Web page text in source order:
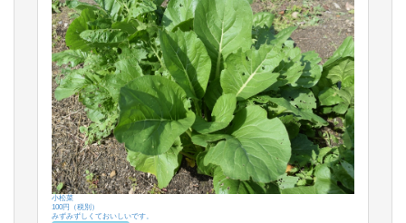
小松菜
100円（税別）
みずみずしくておいしいです。